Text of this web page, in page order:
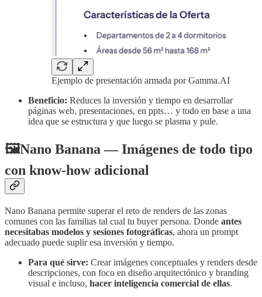
Ejemplo de presentación armada por Gamma.AI
Beneficio: Reduces la inversión y tiempo en desarrollar
páginas web, presentaciones, en ppts… y todo en base a una
idea que se estructura y que luego se plasma y pule.
🖼️Nano Banana — Imágenes de todo tipo
con know-how adicional
Nano Banana permite superar el reto de renders de las zonas
comunes con las familias tal cual tu buyer persona. Donde antes
necesitabas modelos y sesiones fotográficas, ahora un prompt
adecuado puede suplir esa inversión y tiempo.
Para qué sirve: Crear imágenes conceptuales y renders desde
descripciones, con foco en diseño arquitectónico y branding
visual e incluso, hacer inteligencia comercial de ellas.